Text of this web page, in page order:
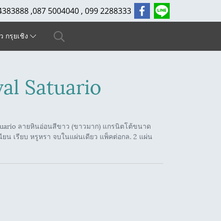
,087 5004040 , 099 2288333
กรุยเชิง
Satuario
ลายหินอ่อนสีขาว (ขาวมาก) แกรนิตโต้ขนาด
เรียบ หรูหรา จบในแผ่นเดียว แพ็คต่อกล. 2 แผ่น